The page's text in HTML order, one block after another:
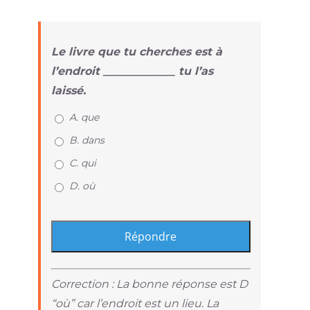
Le livre que tu cherches est à
l’endroit _____________ tu l’as
laissé.
A. que
B. dans
C. qui
D. où
Correction : La bonne réponse est D
“où” car l’endroit est un lieu. La